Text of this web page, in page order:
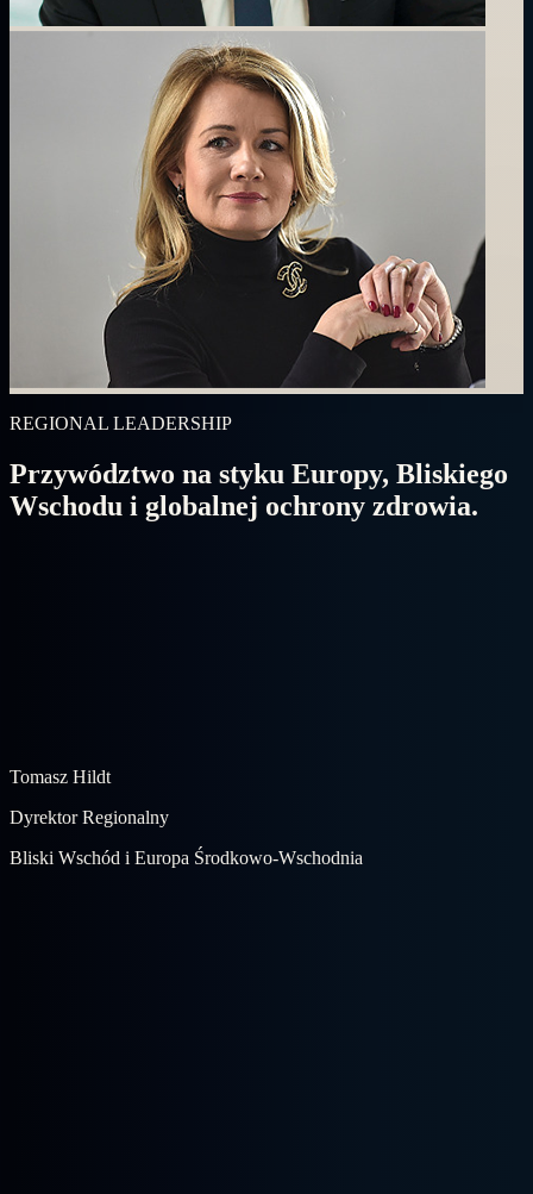
REGIONAL LEADERSHIP
Przywództwo na styku Europy, Bliskiego
Wschodu i globalnej ochrony zdrowia.
Tomasz Hildt
Dyrektor Regionalny
Bliski Wschód i Europa Środkowo-Wschodnia